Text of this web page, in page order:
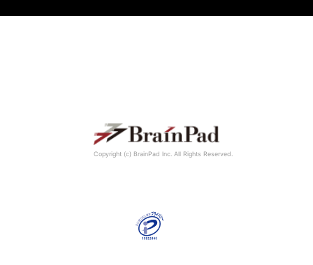
Copyright (c) BrainPad lnc. All Rights Reserved.